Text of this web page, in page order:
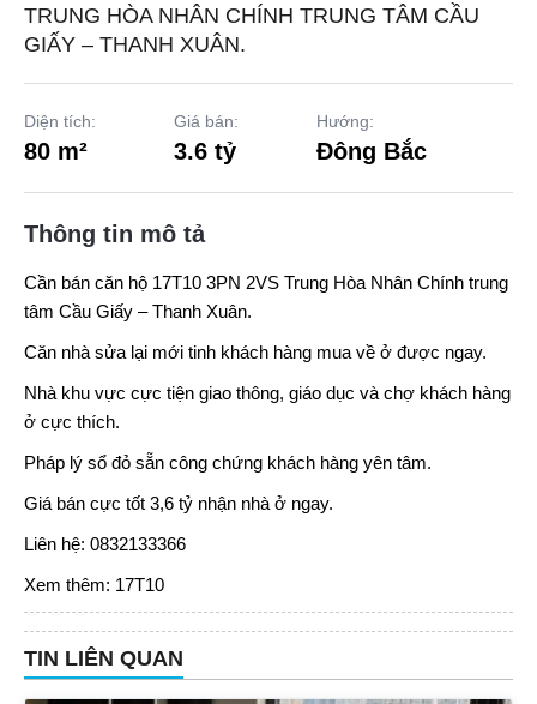
TRUNG HÒA NHÂN CHÍNH TRUNG TÂM CẦU
GIẤY – THANH XUÂN.
Diện tích:
80 m²
Giá bán:
3.6 tỷ
Hướng:
Đông Bắc
Thông tin mô tả
Cần bán căn hộ 17T10 3PN 2VS Trung Hòa Nhân Chính trung
tâm Cầu Giấy – Thanh Xuân.
Căn nhà sửa lại mới tinh khách hàng mua về ở được ngay.
Nhà khu vực cực tiện giao thông, giáo dục và chợ khách hàng
ở cực thích.
Pháp lý sổ đỏ sẵn công chứng khách hàng yên tâm.
Giá bán cực tốt 3,6 tỷ nhận nhà ở ngay.
Liên hệ: 0832133366
Xem thêm: 17T10
TIN LIÊN QUAN